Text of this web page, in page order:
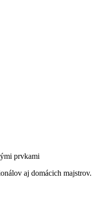
aj domácich majstrov.